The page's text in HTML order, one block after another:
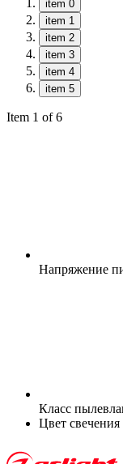
item 0
item 1
item 2
item 3
item 4
item 5
Item 1 of 6
Напряжение
Класс
Цвет свечения